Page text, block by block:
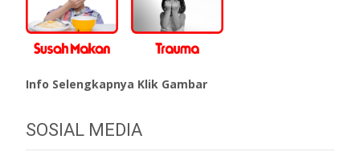
Info Selengkapnya Klik Gambar
SOSIAL MEDIA